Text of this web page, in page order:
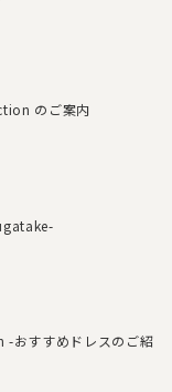
のご案内
おすすめドレスのご紹